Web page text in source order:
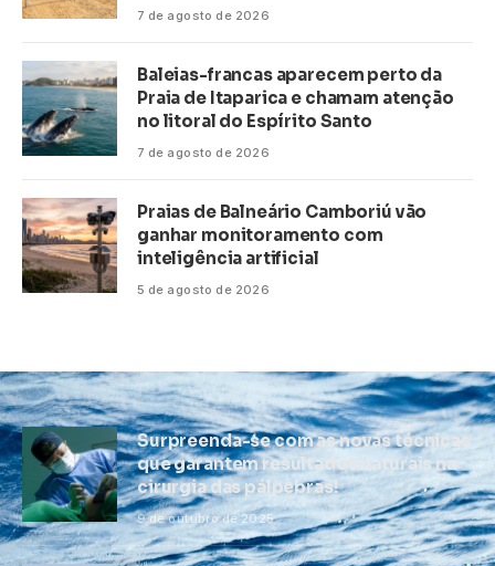
7 de agosto de 2026
Baleias-francas aparecem perto da
Praia de Itaparica e chamam atenção
no litoral do Espírito Santo
7 de agosto de 2026
Praias de Balneário Camboriú vão
ganhar monitoramento com
inteligência artificial
5 de agosto de 2026
Surpreenda-se com as novas técnicas
que garantem resultados naturais na
cirurgia das pálpebras!
9 de outubro de 2025